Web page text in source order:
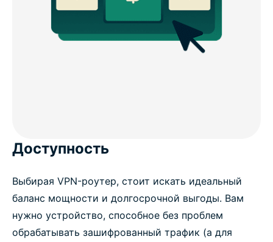
Доступность
Выбирая VPN-роутер, стоит искать идеальный
баланс мощности и долгосрочной выгоды. Вам
нужно устройство, способное без проблем
обрабатывать зашифрованный трафик (а для